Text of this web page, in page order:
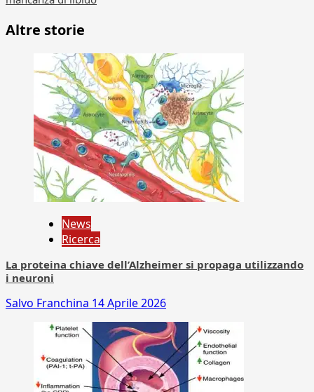
Altre storie
News
Ricerca
La proteina chiave dell’Alzheimer si propaga utilizzando
i neuroni
Salvo Franchina 14 Aprile 2026